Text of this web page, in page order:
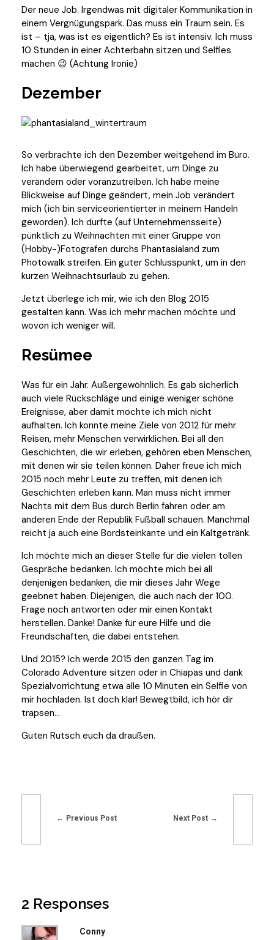
Der neue Job. Irgendwas mit digitaler Kommunikation in
einem Vergnügungspark. Das muss ein Traum sein. Es
ist – tja, was ist es eigentlich? Es ist intensiv. Ich muss
10 Stunden in einer Achterbahn sitzen und Selfies
machen 😉 (Achtung Ironie)
Dezember
So verbrachte ich den Dezember weitgehend im Büro.
Ich habe überwiegend gearbeitet, um Dinge zu
verändern oder voranzutreiben. Ich habe meine
Blickweise auf Dinge geändert, mein Job verändert
mich (ich bin serviceorientierter in meinem Handeln
geworden). Ich durfte (auf Unternehmensseite)
pünktlich zu Weihnachten mit einer Gruppe von
(Hobby-)Fotografen durchs Phantasialand zum
Photowalk streifen. Ein guter Schlusspunkt, um in den
kurzen Weihnachtsurlaub zu gehen.
Jetzt überlege ich mir, wie ich den Blog 2015
gestalten kann. Was ich mehr machen möchte und
wovon ich weniger will.
Resümee
Was für ein Jahr. Außergewöhnlich. Es gab sicherlich
auch viele Rückschläge und einige weniger schöne
Ereignisse, aber damit möchte ich mich nicht
aufhalten. Ich konnte meine Ziele von 2012 für mehr
Reisen, mehr Menschen verwirklichen. Bei all den
Geschichten, die wir erleben, gehören eben Menschen,
mit denen wir sie teilen können. Daher freue ich mich
2015 noch mehr Leute zu treffen, mit denen ich
Geschichten erleben kann. Man muss nicht immer
Nachts mit dem Bus durch Berlin fahren oder am
anderen Ende der Republik Fußball schauen. Manchmal
reicht ja auch eine Bordsteinkante und ein Kaltgetränk.
Ich möchte mich an dieser Stelle für die vielen tollen
Gespräche bedanken. Ich möchte mich bei all
denjenigen bedanken, die mir dieses Jahr Wege
geebnet haben. Diejenigen, die auch nach der 100.
Frage noch antworten oder mir einen Kontakt
herstellen. Danke! Danke für eure Hilfe und die
Freundschaften, die dabei entstehen.
Und 2015? Ich werde 2015 den ganzen Tag im
Colorado Adventure sitzen oder in Chiapas und dank
Spezialvorrichtung etwa alle 10 Minuten ein Selfie von
mir hochladen. Ist doch klar! Bewegtbild, ich hör dir
trapsen…
Guten Rutsch euch da draußen.
Previous Post Next Post
2 Responses
Conny